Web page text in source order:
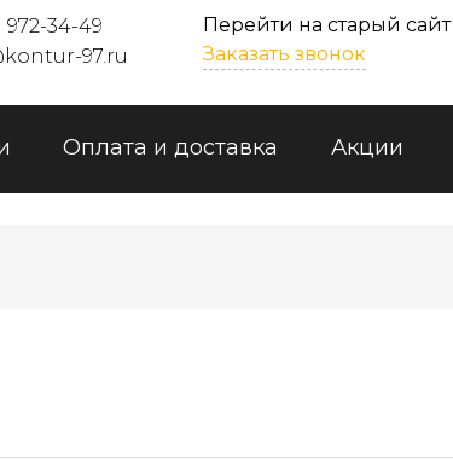
972-34-49
97.ru
Перейти на старый сайт
Заказать звонок
Оплата и доставка Акции